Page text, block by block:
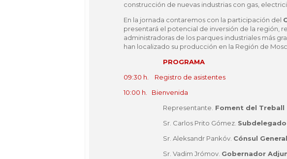
construcción de nuevas industrias con gas,
En la jornada contaremos con la participación del
presentará el potencial de inversión de la región,
administradoras de los parques industriales más
han localizado su producción en la Región de
PROGRAMA
09:30 h. Registro de asistentes
10:00 h. Bienvenida
Representante. Foment del Treball
Sr. Carlos Prito Gómez.
Sr. Aleksandr Pankóv. Cónsul
Sr. Vadim Jrómov. Gobernador